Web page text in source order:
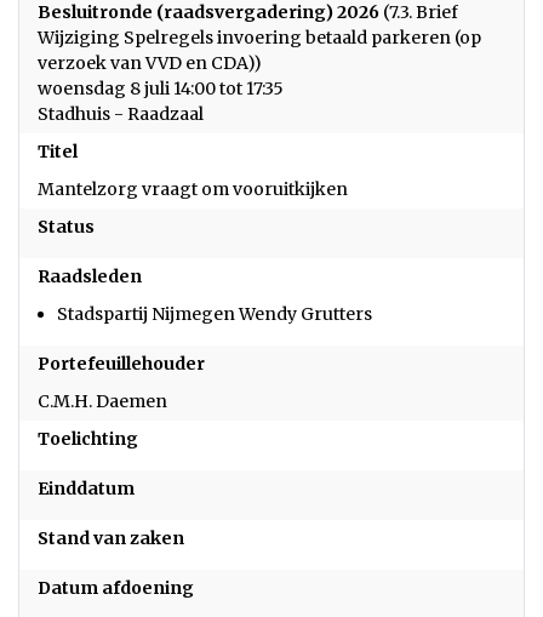
Besluitronde (raadsvergadering) 2026 (7.3. Brief
Wijziging Spelregels invoering betaald parkeren (op
verzoek van VVD en CDA))
woensdag 8 juli 14:00 tot 17:35
Stadhuis - Raadzaal
Titel
Mantelzorg vraagt om vooruitkijken
Status
Raadsleden
Stadspartij Nijmegen Wendy Grutters
Portefeuillehouder
C.M.H. Daemen
Toelichting
Einddatum
Stand van zaken
Datum afdoening